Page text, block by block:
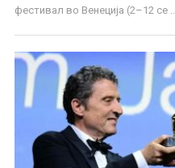
фестивал во Венеција (2–12 се ...